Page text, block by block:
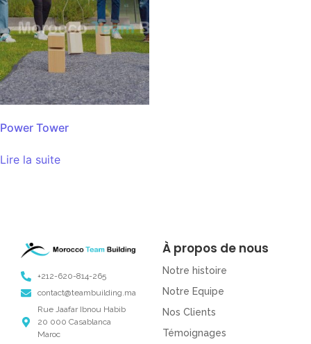
Power Tower
Lire la suite
+212-620-814-265
contact@teambuilding.ma
Rue Jaafar Ibnou Habib
20 000 Casablanca
Maroc
À propos de nous
Notre histoire
Notre Equipe
Nos Clients
Témoignages